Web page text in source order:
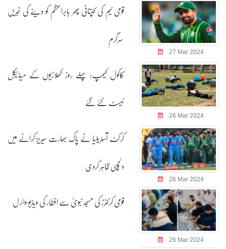
27 Mar 2024
قومی ٹیم کی کپتانی پھر بابراعظم کو دینے کی خبریں
سرگرم
26 Mar 2024
کاکول کیمپ: پہلے روز کھلاڑیوں کے میڈیکل
ٹیسٹ کئے گئے
26 Mar 2024
کرکٹ آسٹریلیا نے پاک بھارت سیریز کرانے میں
دلچسپی ظاہر کردی
26 Mar 2024
قومی کرکٹرز کی مسجد نبویؐ سے افطار کی ویڈیو وائرل